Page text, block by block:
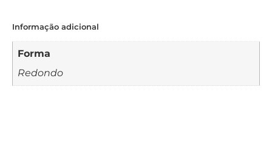
Informação adicional
Forma
Redondo